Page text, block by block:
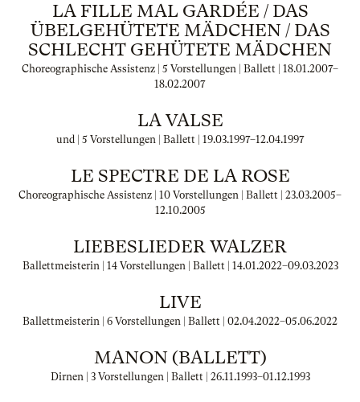
LA FILLE MAL GARDÉE / DAS
ÜBELGEHÜTETE MÄDCHEN / DAS
SCHLECHT GEHÜTETE MÄDCHEN
Choreographische Assistenz | 5 Vorstellungen | Ballett | 18.01.2007–
18.02.2007
LA VALSE
und | 5 Vorstellungen | Ballett | 19.03.1997–12.04.1997
LE SPECTRE DE LA ROSE
Choreographische Assistenz | 10 Vorstellungen | Ballett | 23.03.2005–
12.10.2005
LIEBESLIEDER WALZER
Ballettmeisterin | 14 Vorstellungen | Ballett | 14.01.2022–09.03.2023
LIVE
Ballettmeisterin | 6 Vorstellungen | Ballett | 02.04.2022–05.06.2022
MANON (BALLETT)
Dirnen | 3 Vorstellungen | Ballett | 26.11.1993–01.12.1993